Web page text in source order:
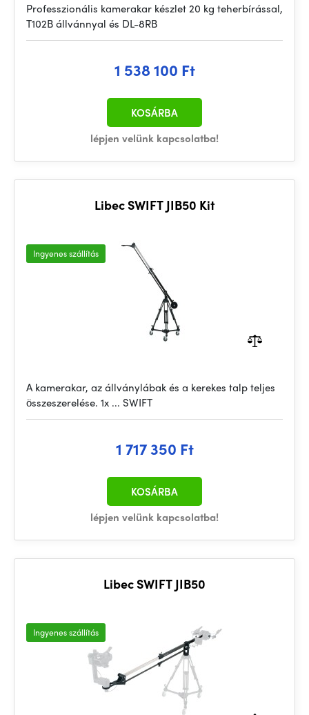
Professzionális kamerakar készlet 20 kg teherbírással,
T102B állvánnyal és DL-8RB
1 538 100 Ft
lépjen velünk kapcsolatba!
KOSÁRBA
Libec SWIFT JIB50 Kit
Ingyenes szállítás
A kamerakar, az állványlábak és a kerekes talp teljes
összeszerelése. 1x ... SWIFT
1 717 350 Ft
lépjen velünk kapcsolatba!
KOSÁRBA
Libec SWIFT JIB50
Ingyenes szállítás